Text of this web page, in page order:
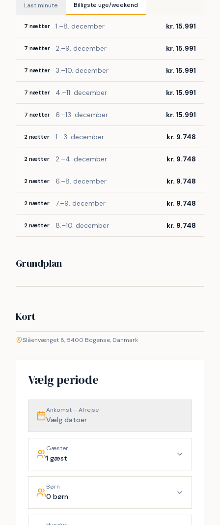
Last minute Billigste uge/weekend
7 nætter 1.–8. december kr. 15.991
7 nætter 2.–9. december kr. 15.991
7 nætter 3.–10. december kr. 15.991
7 nætter 4.–11. december kr. 15.991
7 nætter 6.–13. december kr. 15.991
2 nætter 1.–3. december kr. 9.748
2 nætter 2.–4. december kr. 9.748
2 nætter 6.–8. december kr. 9.748
2 nætter 7.–9. december kr. 9.748
2 nætter 8.–10. december kr. 9.748
Grundplan
Kort
+
−
Slåenvænget 8, 5400 Bogense, Danmark
Vælg periode
Ankomst – Afrejse
Vælg datoer
Gæster
1 gæst
Børn
0 børn